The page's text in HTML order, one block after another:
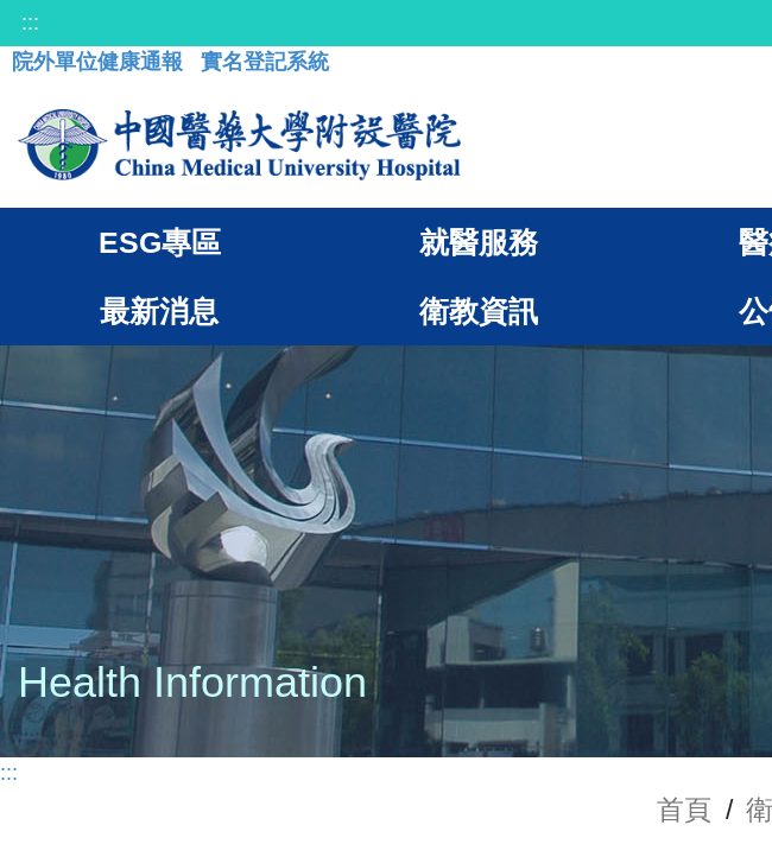
:::
院外單位健康通報
實名登記系統
ESG專區 就醫服務
最新消息 衛教資訊
Health Information
:::
首頁 /